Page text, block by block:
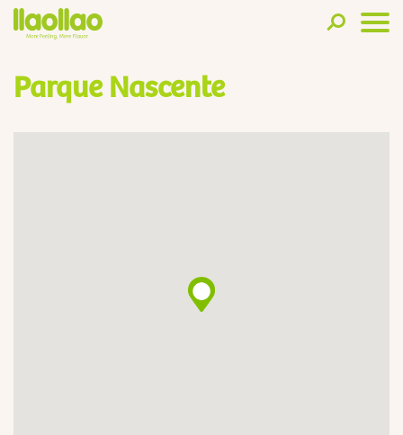
Parque Nascente